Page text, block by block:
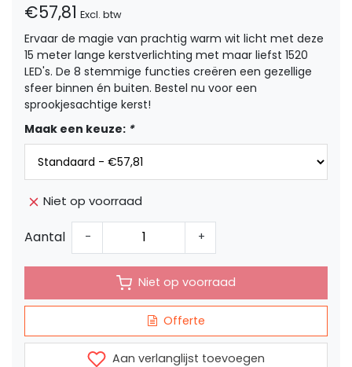
€57,81 Excl. btw
Ervaar de magie van prachtig warm wit licht met deze
15 meter lange kerstverlichting met maar liefst 1520
LED's. De 8 stemmige functies creëren een gezellige
sfeer binnen én buiten. Bestel nu voor een
sprookjesachtige kerst!
Maak een keuze: *
Niet op voorraad
Aantal - +
Niet op voorraad
Offerte
Aan verlanglijst toevoegen